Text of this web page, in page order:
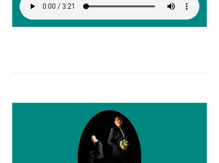
en plein air! Découvrez
à ciel ouvert pour
été culturel. ...
collaborations